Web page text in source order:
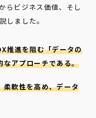
らビジネス価値、そし
しました。
推進を阻む「データの
なアプローチである。
柔軟性を高め、データ